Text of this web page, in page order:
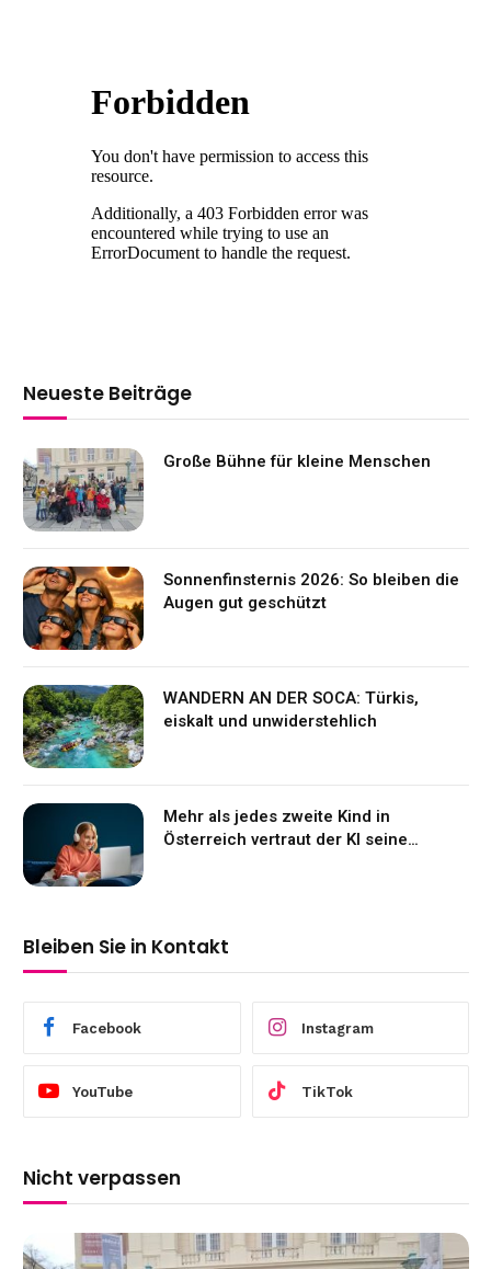
Neueste Beiträge
Große Bühne für kleine Menschen
Sonnenfinsternis 2026: So bleiben die
Augen gut geschützt
WANDERN AN DER SOCA: Türkis,
eiskalt und unwiderstehlich
Mehr als jedes zweite Kind in
Österreich vertraut der KI seine
Bleiben Sie in Kontakt
Facebook Instagram
YouTube TikTok
Nicht verpassen